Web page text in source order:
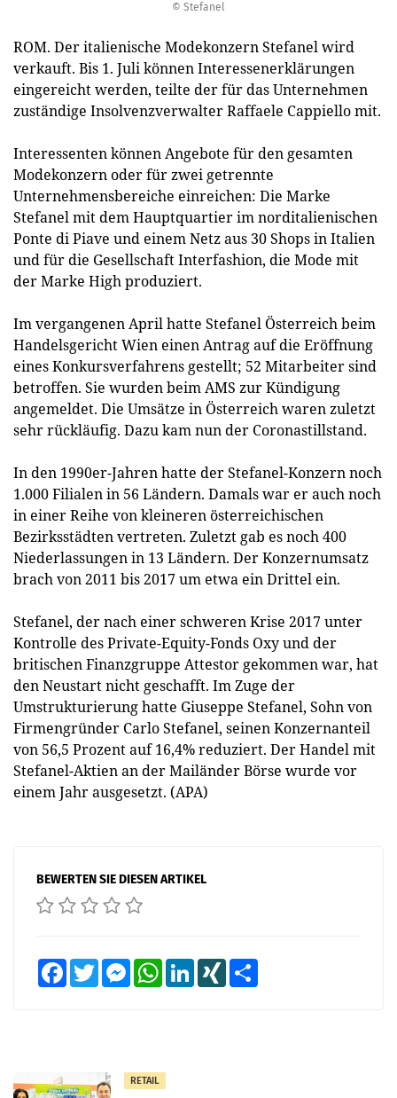
© Stefanel
ROM. Der italienische Modekonzern Stefanel wird
verkauft. Bis 1. Juli können Interessenerklärungen
eingereicht werden, teilte der für das Unternehmen
zuständige Insolvenzverwalter Raffaele Cappiello mit.
Interessenten können Angebote für den gesamten
Modekonzern oder für zwei getrennte
Unternehmensbereiche einreichen: Die Marke
Stefanel mit dem Hauptquartier im norditalienischen
Ponte di Piave und einem Netz aus 30 Shops in Italien
und für die Gesellschaft Interfashion, die Mode mit
der Marke High produziert.
Im vergangenen April hatte Stefanel Österreich beim
Handelsgericht Wien einen Antrag auf die Eröffnung
eines Konkursverfahrens gestellt; 52 Mitarbeiter sind
betroffen. Sie wurden beim AMS zur Kündigung
angemeldet. Die Umsätze in Österreich waren zuletzt
sehr rückläufig. Dazu kam nun der Coronastillstand.
In den 1990er-Jahren hatte der Stefanel-Konzern noch
1.000 Filialen in 56 Ländern. Damals war er auch noch
in einer Reihe von kleineren österreichischen
Bezirksstädten vertreten. Zuletzt gab es noch 400
Niederlassungen in 13 Ländern. Der Konzernumsatz
brach von 2011 bis 2017 um etwa ein Drittel ein.
Stefanel, der nach einer schweren Krise 2017 unter
Kontrolle des Private-Equity-Fonds Oxy und der
britischen Finanzgruppe Attestor gekommen war, hat
den Neustart nicht geschafft. Im Zuge der
Umstrukturierung hatte Giuseppe Stefanel, Sohn von
Firmengründer Carlo Stefanel, seinen Konzernanteil
von 56,5 Prozent auf 16,4% reduziert. Der Handel mit
Stefanel-Aktien an der Mailänder Börse wurde vor
einem Jahr ausgesetzt. (APA)
BEWERTEN SIE DIESEN ARTIKEL
FacebookTwitter MessengerWhatsAppLinkedInXING
RETAIL